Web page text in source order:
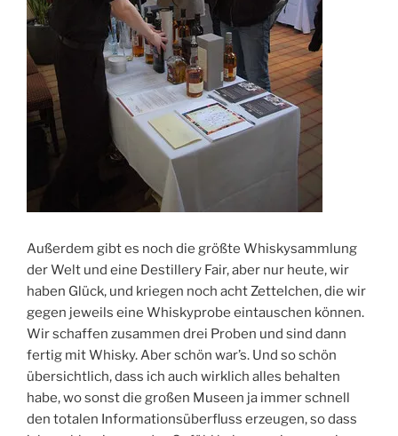
Außerdem gibt es noch die größte Whiskysammlung
der Welt und eine Destillery Fair, aber nur heute, wir
haben Glück, und kriegen noch acht Zettelchen, die wir
gegen jeweils eine Whiskyprobe eintauschen können.
Wir schaffen zusammen drei Proben und sind dann
fertig mit Whisky. Aber schön war’s. Und so schön
übersichtlich, dass ich auch wirklich alles behalten
habe, wo sonst die großen Museen ja immer schnell
den totalen Informationsüberfluss erzeugen, so dass